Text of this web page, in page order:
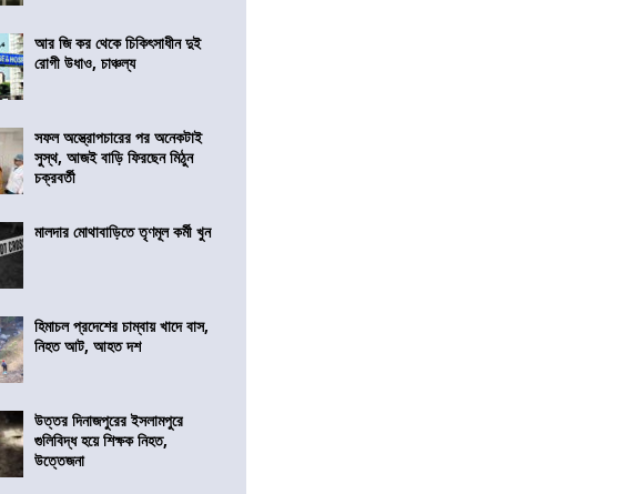
আর জি কর থেকে চিকিৎসাধীন দুই
রোগী উধাও, চাঞ্চল্য
সফল অস্ত্রোপচারের পর অনেকটাই
সুস্থ, আজই বাড়ি ফিরছেন মিঠুন
চক্রবর্তী
মালদার মোথাবাড়িতে তৃণমূল কর্মী খুন
হিমাচল প্রদেশের চাম্বায় খাদে বাস,
নিহত আট, আহত দশ
উত্তর দিনাজপুরের ইসলামপুরে
গুলিবিদ্ধ হয়ে শিক্ষক নিহত,
উত্তেজনা